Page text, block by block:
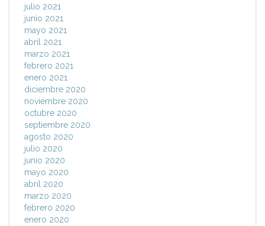
julio 2021
junio 2021
mayo 2021
abril 2021
marzo 2021
febrero 2021
enero 2021
diciembre 2020
noviembre 2020
octubre 2020
septiembre 2020
agosto 2020
julio 2020
junio 2020
mayo 2020
abril 2020
marzo 2020
febrero 2020
enero 2020